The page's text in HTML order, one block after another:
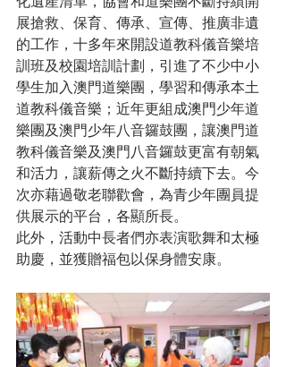
展搶救、保育、傳承、宣傳、推廣非遺
的工作，十多年來開設道教科儀音樂培
訓班及校園培訓計劃，引進了不少中小
學生加入澳門道樂團，學習和傳承本土
道教科儀音樂；近年更組成澳門少年道
樂團及澳門少年八音鑼鼓團，讓澳門道
教科儀音樂及澳門八音鑼鼓更富有朝氣
和活力，讓薪傳之火不斷持續下去。今
次亦藉過敬老聯歡會，為青少年團員提
供展示的平台，各顯所長。
此外，活動中長者們亦表演歌舞和太極
助慶，並獲贈福包以保身體安康。